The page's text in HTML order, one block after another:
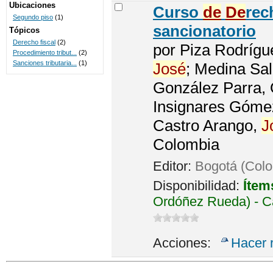
Curso de De
sancionatorio
por Piza
José; Medina
González
Insignares
Castro Arango,
Colombia
Editor: Bogotá
Disponibilidad:
Ordóñez Rueda) -
Acciones: Hacer
Ubicaciones
Segundo piso (1)
Tópicos
Derecho fiscal (2)
Procedimiento tribut...
(2)
Sanciones tributaria... (1)